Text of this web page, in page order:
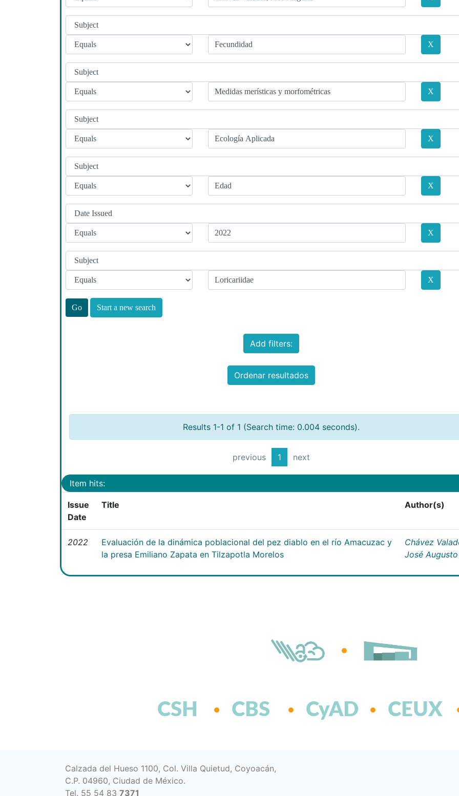
Start a new search
Add filters:
Ordenar resultados
Results 1-1 of 1 (Search time: 0.004 seconds).
previous 1 next
Item hits:
Issue
Date
Title Author(s)
2022
Evaluación de la dinámica poblacional del pez diablo en el río Amacuzac y
la presa Emiliano Zapata en Tilzapotla Morelos
Chávez
José Augusto
CSH CBS CyAD CEUX
Calzada del Hueso 1100, Col. Villa Quietud, Coyoacán,
C.P. 04960, Ciudad de México.
Tel. 55 54 83 7371